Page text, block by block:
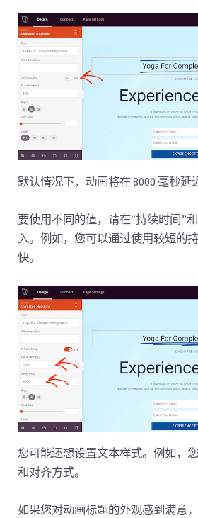
默认情况下，动画将在 8000 毫秒延
要使用不同的值，请在“持续时间”
入。例如，您可以通过使用较短的
快。
您可能还想设置文本样式。例如，
和对齐方式。
如果您对动画标题的外观感到满意